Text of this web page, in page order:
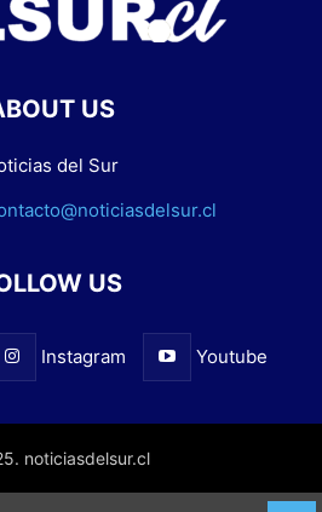
US
del Sur
US
Instagram Youtube
noticiasdelsur.cl